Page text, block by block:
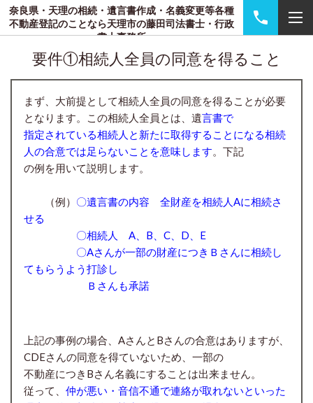
奈良県・天理の相続・遺言書作成・名義変更等各種
不動産登記のことなら天理市の藤田司法書士・行政
書士事務所
要件①相続人全員の同意を得ること
まず、大前提として相続人全員の同意を得ることが必要
となります。この相続人全員とは、遺言書で
指定されている相続人と新たに取得することになる相続
人の合意では足らないことを意味します 。下記
の例を用いて説明します。
（例） 〇遺言書の内容 全財産を相続人Aに相続さ
せる
〇相続人 A、B、C、D、E
〇Aさんが一部の財産につきＢさんに相続し
てもらうよう打診し
Ｂさんも承諾
上記の事例の場合、AさんとBさんの合意はありますが、
CDEさんの同意を得ていないため、一部の
不動産につきBさん名義にすることは出来ません。
従って、 仲が悪い・音信不通で連絡が取れないといった